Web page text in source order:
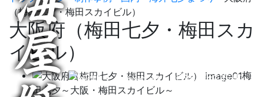
（梅田七夕・梅田スカイビル）
大阪府（梅田七夕・梅田スカ
イビル）
梅
田七夕～大阪・梅田スカイビル～